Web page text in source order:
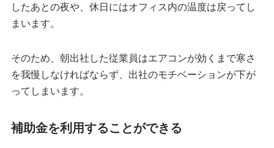
したあとの夜や、休日にはオフィス内の温度は戻ってし
まいます。
そのため、朝出社した従業員はエアコンが効くまで寒さ
を我慢しなければならず、出社のモチベーションが下が
ってしまいます。
補助金を利用することができる